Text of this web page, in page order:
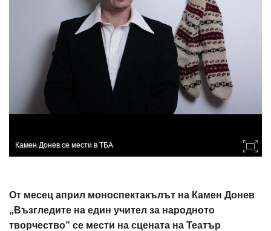
Камен Донев се мести в ТБА
От месец април моноспектакълът на Камен Донев
„Възгледите на един учител за народното
творчество” се мести на сцената на Театър